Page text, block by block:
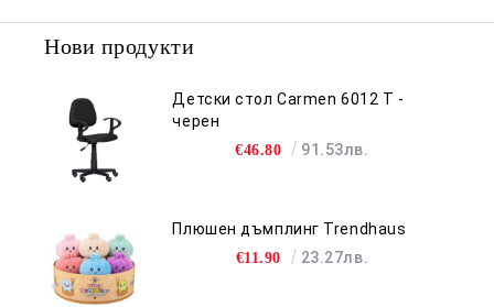
Нови продукти
Детски стол Carmen 6012 T -
черен
€46.80 91.53лв.
Плюшен дъмплинг Trendhaus
€11.90 23.27лв.